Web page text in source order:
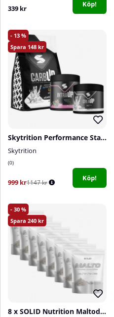
339 kr Köp!
13
148
Skytrition Performance Stack
Skytrition
0
999 kr1147 kr
Köp!
30
240
8 x SOLID Nutrition Maltodextrin, 900 g